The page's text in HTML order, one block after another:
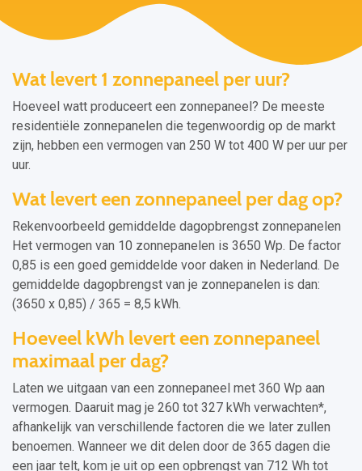
Wat levert 1 zonnepaneel per uur?
Hoeveel watt produceert een zonnepaneel? De meeste
residentiële zonnepanelen die tegenwoordig op de markt
zijn, hebben een vermogen van 250 W tot 400 W per uur per
uur.
Wat levert een zonnepaneel per dag op?
Rekenvoorbeeld gemiddelde dagopbrengst zonnepanelen
Het vermogen van 10 zonnepanelen is 3650 Wp. De factor
0,85 is een goed gemiddelde voor daken in Nederland. De
gemiddelde dagopbrengst van je zonnepanelen is dan:
(3650 x 0,85) / 365 = 8,5 kWh.
Hoeveel kWh levert een zonnepaneel
maximaal per dag?
Laten we uitgaan van een zonnepaneel met 360 Wp aan
vermogen. Daaruit mag je 260 tot 327 kWh verwachten*,
afhankelijk van verschillende factoren die we later zullen
benoemen. Wanneer we dit delen door de 365 dagen die
een jaar telt, kom je uit op een opbrengst van 712 Wh tot